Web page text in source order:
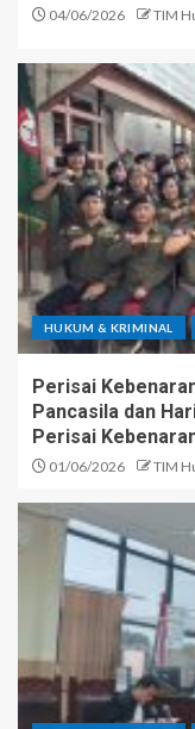
04/06/2026 TIM
HUKUM & KRIMINAL
Perisai
Pancasila dan
Perisai
01/06/2026 TIM